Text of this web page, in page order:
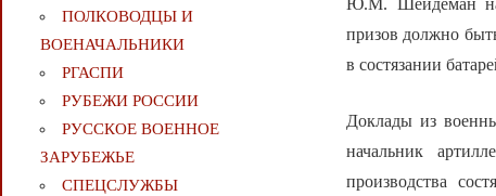
призов должно
в состязании
Доклады из
начальник
производства
ПОЛКОВОДЦЫ И
ВОЕНАЧАЛЬНИКИ
РГАСПИ
РУБЕЖИ РОССИИ
РУССКОЕ ВОЕННОЕ
ЗАРУБЕЖЬЕ
СПЕЦСЛУЖБЫ